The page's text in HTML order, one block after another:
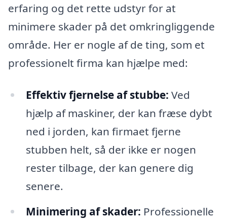
erfaring og det rette udstyr for at
minimere skader på det omkringliggende
område. Her er nogle af de ting, som et
professionelt firma kan hjælpe med:
Effektiv fjernelse af stubbe: Ved
hjælp af maskiner, der kan fræse dybt
ned i jorden, kan firmaet fjerne
stubben helt, så der ikke er nogen
rester tilbage, der kan genere dig
senere.
Minimering af skader: Professionelle